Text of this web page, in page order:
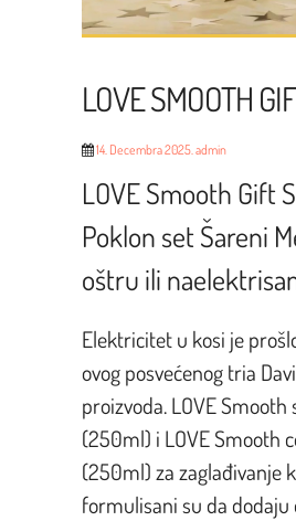
LOVE SMOOTH
14. Decembra 2025. admin
LOVE Smooth Gift
Poklon set Šareni
oštru ili
Elektricitet u kosi je
ovog posvećenog tria
proizvoda. LOVE Smooth
(250ml) i LOVE Smooth
(250ml) za zaglađivanje
formulisani su da dodaju